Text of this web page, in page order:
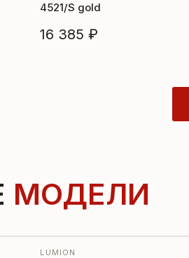
4521/S gold
16 385 ₽
МОДЕЛИ
LUMION